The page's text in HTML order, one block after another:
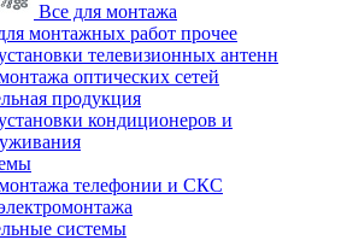
Все для монтажа
монтажных работ прочее
телевизионных антенн
оптических сетей
продукция
кондиционеров и
телефонии и СКС
системы